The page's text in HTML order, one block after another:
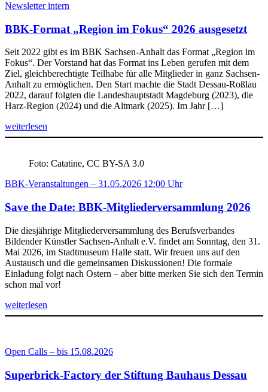
Newsletter intern
BBK-Format „Region im Fokus“ 2026 ausgesetzt
Seit 2022 gibt es im BBK Sachsen-Anhalt das Format „Region im
Fokus“. Der Vorstand hat das Format ins Leben gerufen mit dem
Ziel, gleichberechtigte Teilhabe für alle Mitglieder in ganz Sachsen-
Anhalt zu ermöglichen. Den Start machte die Stadt Dessau-Roßlau
2022, darauf folgten die Landeshauptstadt Magdeburg (2023), die
Harz-Region (2024) und die Altmark (2025). Im Jahr […]
weiterlesen
Foto: Catatine, CC BY-SA 3.0
BBK-Veranstaltungen – 31.05.2026 12:00 Uhr
Save the Date: BBK-Mitgliederversammlung 2026
Die diesjährige Mitgliederversammlung des Berufsverbandes
Bildender Künstler Sachsen-Anhalt e.V. findet am Sonntag, den 31.
Mai 2026, im Stadtmuseum Halle statt. Wir freuen uns auf den
Austausch und die gemeinsamen Diskussionen! Die formale
Einladung folgt nach Ostern – aber bitte merken Sie sich den Termin
schon mal vor!
weiterlesen
Open Calls – bis 15.08.2026
Superbrick-Factory der Stiftung Bauhaus Dessau